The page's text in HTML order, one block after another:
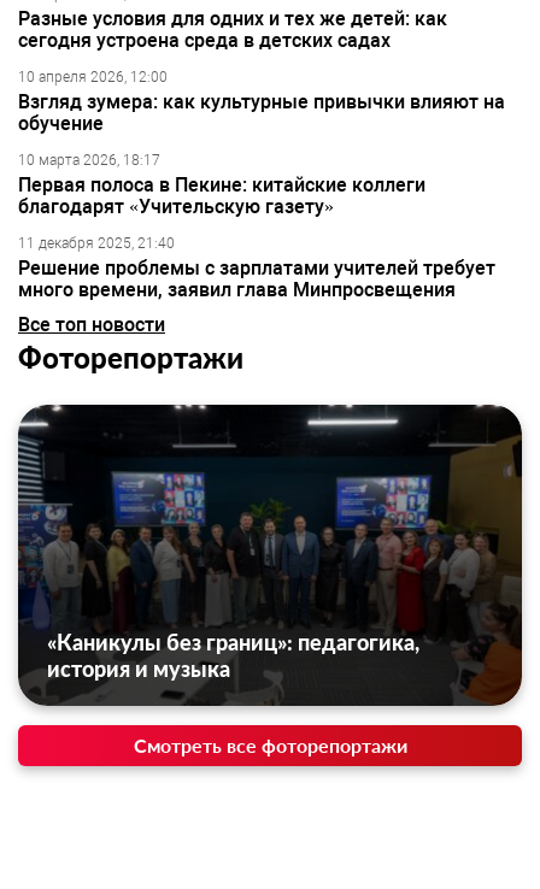
Разные условия для одних и тех же детей: как
сегодня устроена среда в детских садах
10 апреля 2026, 12:00
Взгляд зумера: как культурные привычки влияют на
обучение
10 марта 2026, 18:17
Первая полоса в Пекине: китайские коллеги
благодарят «Учительскую газету»
11 декабря 2025, 21:40
Решение проблемы с зарплатами учителей требует
много времени, заявил глава Минпросвещения
Все топ новости
Фоторепортажи
«Каникулы без границ»: педагогика,
история и музыка
Смотреть все фоторепортажи